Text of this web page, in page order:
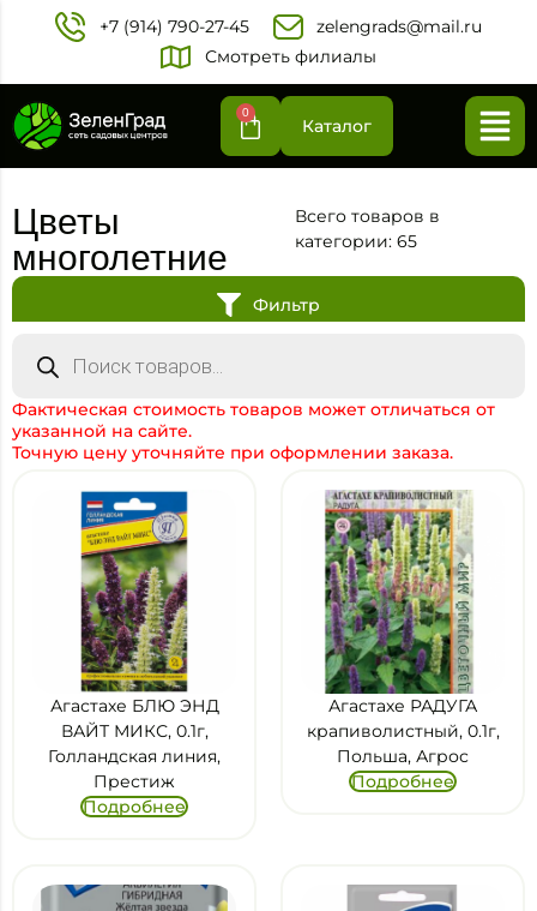
+7 (914) 790-27-45‬
zelengrads@mail.ru
Смотреть филиалы
0
Каталог
Цветы
многолетние
Всего товаров в
категории: 65
Фильтр
Фактическая стоимость товаров может отличаться от
указанной на сайте.
Точную цену уточняйте при оформлении заказа.
Агастахе БЛЮ ЭНД
ВАЙТ МИКС, 0.1г,
Голландская линия,
Престиж
Подробнее
Агастахе РАДУГА
крапиволистный, 0.1г,
Польша, Агрос
Подробнее